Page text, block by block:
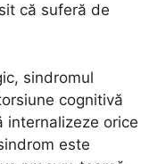
că suferă de
sindromul
cognitivă
internalizeze orice
este